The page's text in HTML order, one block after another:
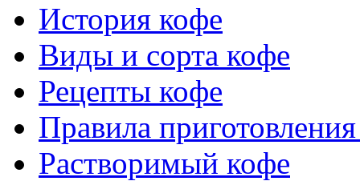
История кофе
Виды и сорта кофе
Рецепты кофе
Правила
Растворимый кофе